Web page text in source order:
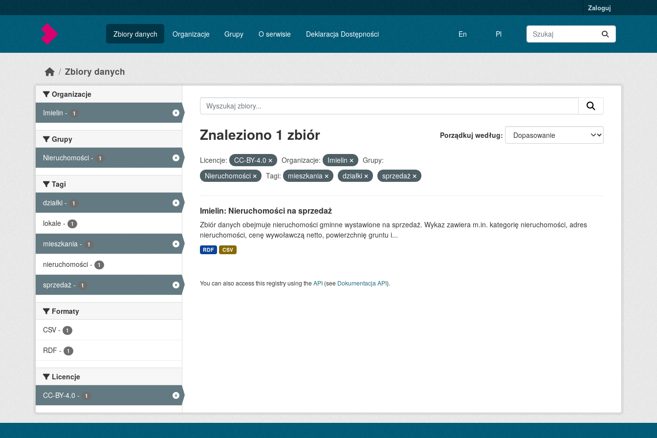
Zaloguj
Zbiory danych Organizacje Grupy O serwisie Deklaracja Dostępności En Pl
Zbiory danych
Organizacje
Imielin - 1
Grupy
Nieruchomości - 1
Tagi
działki - 1
lokale - 1
mieszkania - 1
nieruchomości - 1
sprzedaż - 1
Formaty
CSV - 1
RDF - 1
Licencje
CC-BY-4.0 - 1
Porządkuj według
Znaleziono 1 zbiór
Licencje: CC-BY-4.0 Organizacje: Imielin
Grupy:
Nieruchomości
Tagi: mieszkania działki sprzedaż
Imielin: Nieruchomości na sprzedaż
Zbiór danych obejmuje nieruchomości gminne wystawione na sprzedaż. Wykaz zawiera m.in. kategorię nieruchomości, adres
nieruchomości, cenę wywoławczą netto, powierzchnię gruntu i...
RDF CSV
You can also access this registry using theAPI(see Dokumentacja API).